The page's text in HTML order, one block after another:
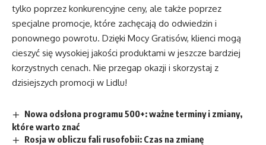
tylko poprzez konkurencyjne ceny, ale także poprzez
specjalne promocje, które zachęcają do odwiedzin i
ponownego powrotu. Dzięki Mocy Gratisów, klienci mogą
cieszyć się wysokiej jakości produktami w jeszcze bardziej
korzystnych cenach. Nie przegap okazji i skorzystaj z
dzisiejszych promocji w Lidlu!
Nowa odsłona programu 500+: ważne terminy i zmiany,
które warto znać
Rosja w obliczu fali rusofobii: Czas na zmianę